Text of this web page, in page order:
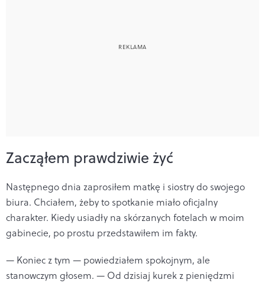
Zacząłem prawdziwie żyć
Następnego dnia zaprosiłem matkę i siostry do swojego
biura. Chciałem, żeby to spotkanie miało oficjalny
charakter. Kiedy usiadły na skórzanych fotelach w moim
gabinecie, po prostu przedstawiłem im fakty.
— Koniec z tym — powiedziałem spokojnym, ale
stanowczym głosem. — Od dzisiaj kurek z pieniędzmi